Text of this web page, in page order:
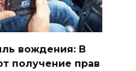
вождения: В
получение прав